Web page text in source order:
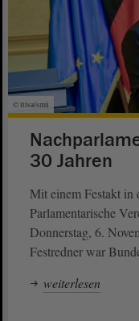
© ltlsa/smü
30 Jahren
Mit einem Festakt in
Parlamentarische
Donnerstag, 6.
Festredner war
weiterlesen